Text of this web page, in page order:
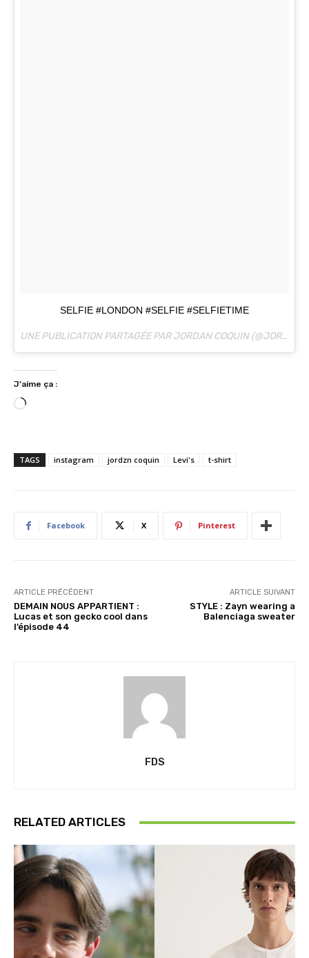
SELFIE #LONDON #SELFIE #SELFIETIME
UNE PUBLICATION PARTAGÉE PAR JORDAN COQUIN (@JORDANCQN) LE
J’aime ça :
C
r
g
n
TAGS instagram jordzn coquin Levi's t-shirt
Facebook X Pinterest
ARTICLE PRÉCÉDENT
DEMAIN NOUS APPARTIENT :
Lucas et son gecko cool dans
l’épisode 44
ARTICLE SUIVANT
STYLE : Zayn wearing a
Balenciaga sweater
FDS
RELATED ARTICLES